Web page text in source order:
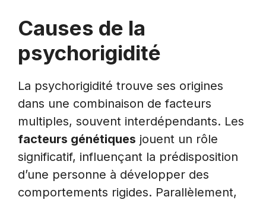
Causes de la
psychorigidité
La psychorigidité trouve ses origines
dans une combinaison de facteurs
multiples, souvent interdépendants. Les
facteurs génétiques jouent un rôle
significatif, influençant la prédisposition
d’une personne à développer des
comportements rigides. Parallèlement,